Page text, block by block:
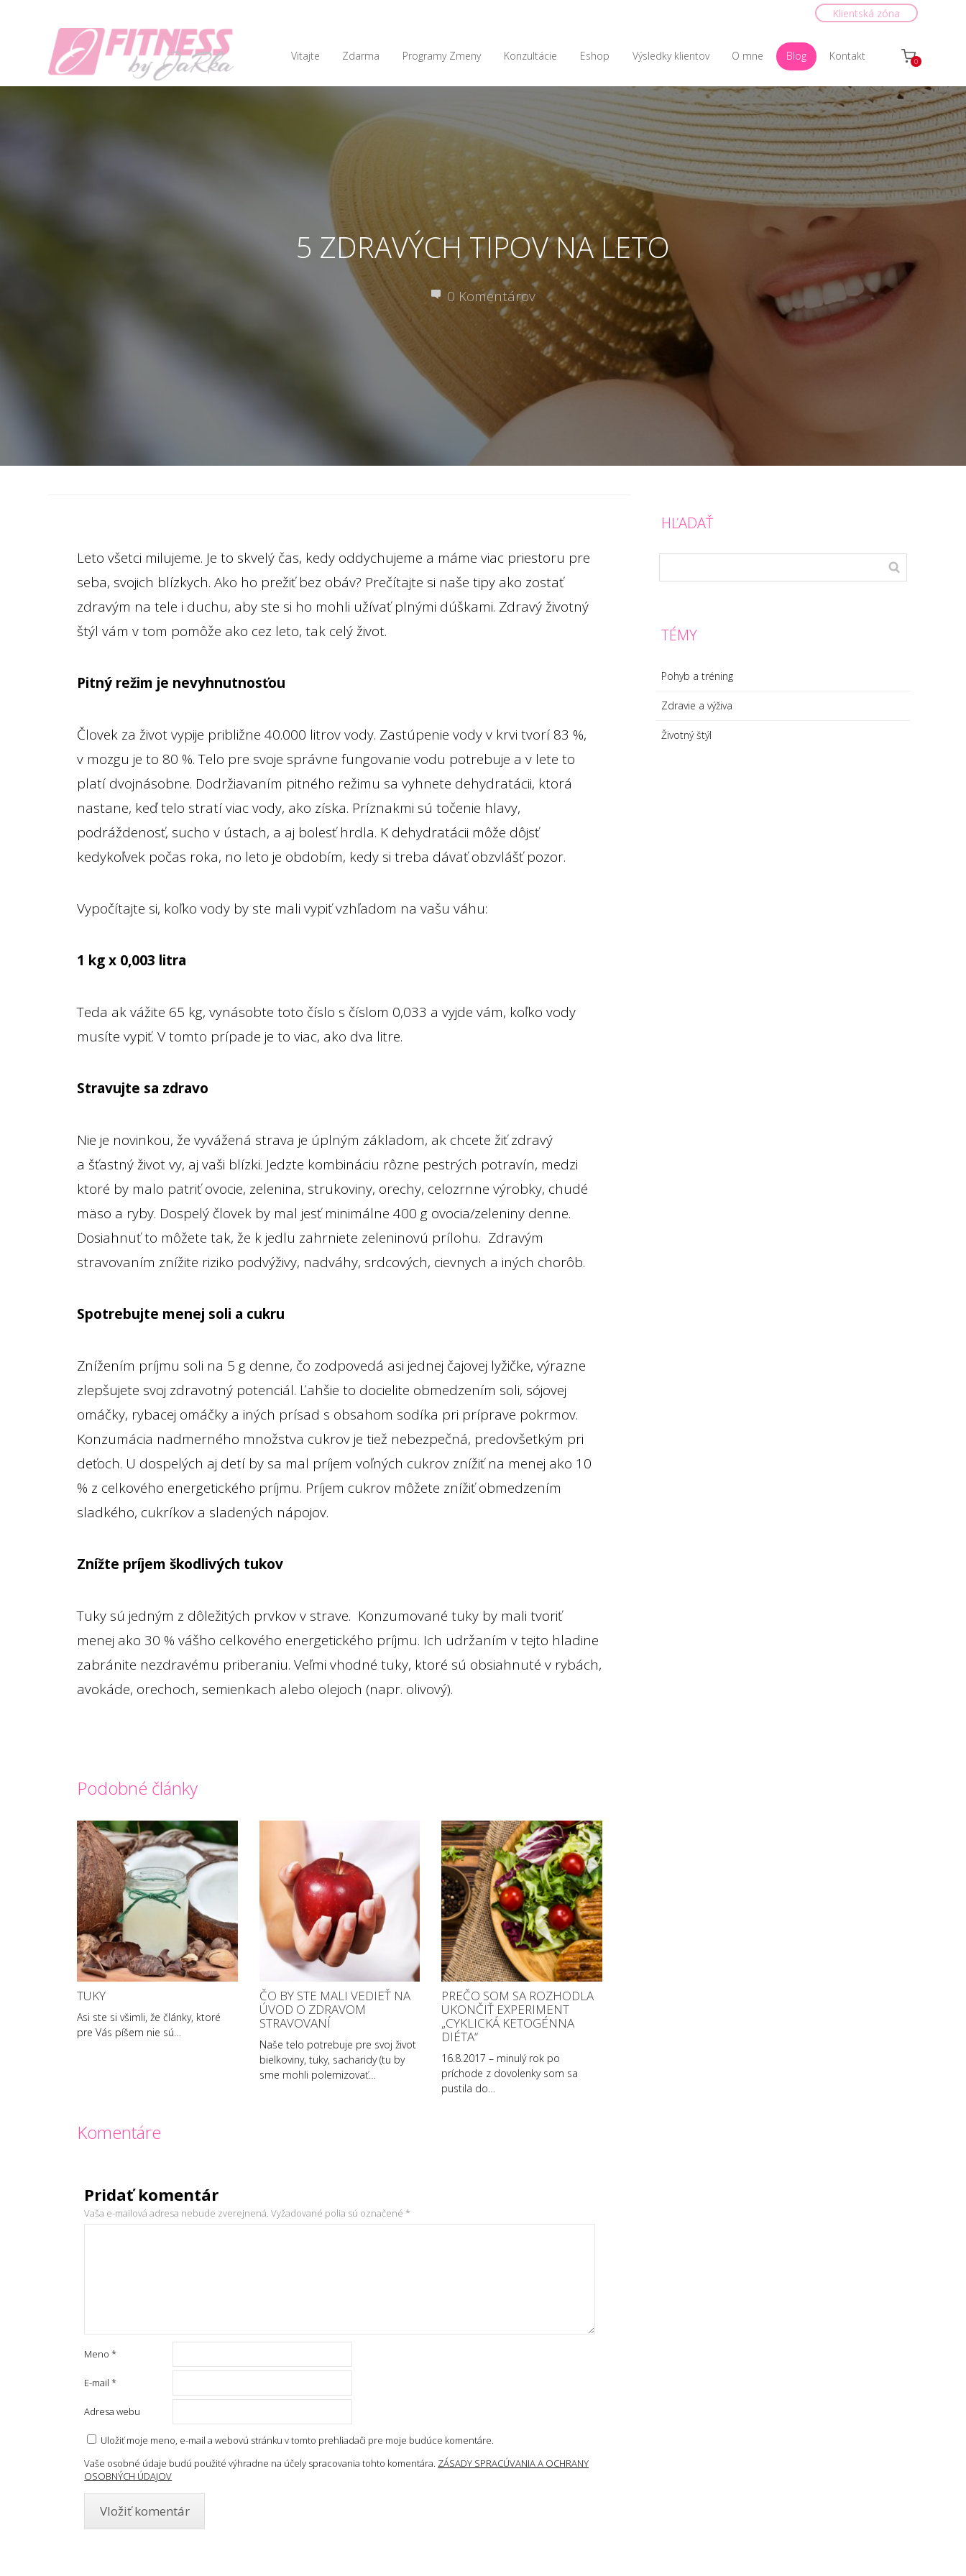
Klientská zóna
Vitajte Zdarma Programy Zmeny Konzultácie Eshop Výsledky klientov O mne Blog Kontakt 0
5 ZDRAVÝCH TIPOV NA LETO
0 Komentárov
Leto všetci milujeme. Je to skvelý čas, kedy oddychujeme a máme viac priestoru pre
seba, svojich blízkych. Ako ho prežiť bez obáv? Prečítajte si naše tipy ako zostať
zdravým na tele i duchu, aby ste si ho mohli užívať plnými dúškami. Zdravý životný
štýl vám v tom pomôže ako cez leto, tak celý život.
Pitný režim je nevyhnutnosťou
Človek za život vypije približne 40.000 litrov vody. Zastúpenie vody v krvi tvorí 83 %,
v mozgu je to 80 %. Telo pre svoje správne fungovanie vodu potrebuje a v lete to
platí dvojnásobne. Dodržiavaním pitného režimu sa vyhnete dehydratácii, ktorá
nastane, keď telo stratí viac vody, ako získa. Príznakmi sú točenie hlavy,
podráždenosť, sucho v ústach, a aj bolesť hrdla. K dehydratácii môže dôjsť
kedykoľvek počas roka, no leto je obdobím, kedy si treba dávať obzvlášť pozor.
Vypočítajte si, koľko vody by ste mali vypiť vzhľadom na vašu váhu:
1 kg x 0,003 litra
Teda ak vážite 65 kg, vynásobte toto číslo s číslom 0,033 a vyjde vám, koľko vody
musíte vypiť. V tomto prípade je to viac, ako dva litre.
Stravujte sa zdravo
Nie je novinkou, že vyvážená strava je úplným základom, ak chcete žiť zdravý
a šťastný život vy, aj vaši blízki. Jedzte kombináciu rôzne pestrých potravín, medzi
ktoré by malo patriť ovocie, zelenina, strukoviny, orechy, celozrnne výrobky, chudé
mäso a ryby. Dospelý človek by mal jesť minimálne 400 g ovocia/zeleniny denne.
Dosiahnuť to môžete tak, že k jedlu zahrniete zeleninovú prílohu. Zdravým
stravovaním znížite riziko podvýživy, nadváhy, srdcových, cievnych a iných chorôb.
Spotrebujte menej soli a cukru
Znížením príjmu soli na 5 g denne, čo zodpovedá asi jednej čajovej lyžičke, výrazne
zlepšujete svoj zdravotný potenciál. Ľahšie to docielite obmedzením soli, sójovej
omáčky, rybacej omáčky a iných prísad s obsahom sodíka pri príprave pokrmov.
Konzumácia nadmerného množstva cukrov je tiež nebezpečná, predovšetkým pri
deťoch. U dospelých aj detí by sa mal príjem voľných cukrov znížiť na menej ako 10
% z celkového energetického príjmu. Príjem cukrov môžete znížiť obmedzením
sladkého, cukríkov a sladených nápojov.
Znížte príjem škodlivých tukov
Tuky sú jedným z dôležitých prvkov v strave. Konzumované tuky by mali tvoriť
menej ako 30 % vášho celkového energetického príjmu. Ich udržaním v tejto hladine
zabránite nezdravému priberaniu. Veľmi vhodné tuky, ktoré sú obsiahnuté v rybách,
avokáde, orechoch, semienkach alebo olejoch (napr. olivový).
Podobné články
TUKY
Asi ste si všimli, že články, ktoré
pre Vás píšem nie sú…
ČO BY STE MALI VEDIEŤ NA
ÚVOD O ZDRAVOM
STRAVOVANÍ
Naše telo potrebuje pre svoj život
bielkoviny, tuky, sacharidy (tu by
sme mohli polemizovať…
PREČO SOM SA ROZHODLA
UKONČIŤ EXPERIMENT
„CYKLICKÁ KETOGÉNNA
DIÉTA“
16.8.2017 – minulý rok po
príchode z dovolenky som sa
pustila do…
Komentáre
Pridať komentár
Vaša e-mailová adresa nebude zverejnená. Vyžadované polia sú označené*
Meno*
E-mail*
Adresa webu
Uložiť moje meno, e-mail a webovú stránku v tomto prehliadači pre moje budúce komentáre.
Vaše osobné údaje budú použité výhradne na účely spracovania tohto komentára. ZÁSADY SPRACÚVANIA A OCHRANY
OSOBNÝCH ÚDAJOV
HĽADAŤ
TÉMY
Pohyb a tréning
Zdravie a výživa
Životný štýl